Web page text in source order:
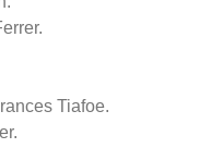
Tiafoe.